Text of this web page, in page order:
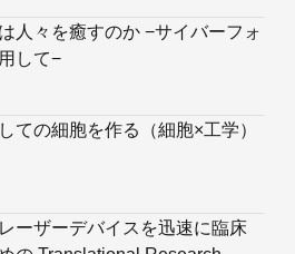
人々を癒すのか −サイバーフォ
して−
ての細胞を作る（細胞×工学）
ーザーデバイスを迅速に臨床